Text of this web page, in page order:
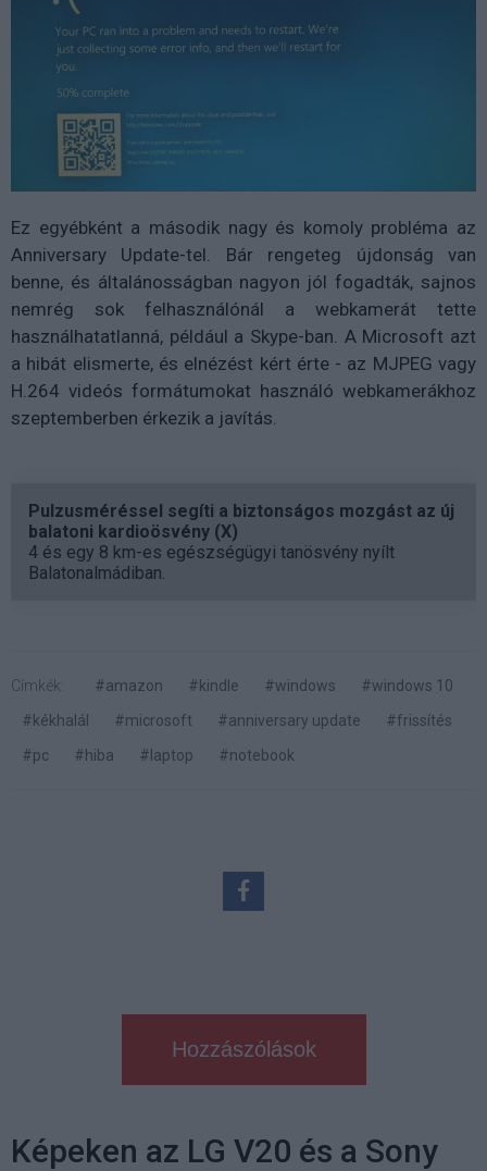
Ez egyébként a második nagy és komoly probléma az
Anniversary Update-tel. Bár rengeteg újdonság van
benne, és általánosságban nagyon jól fogadták, sajnos
nemrég sok felhasználónál a webkamerát tette
használhatatlanná, például a Skype-ban. A Microsoft azt
a hibát elismerte, és elnézést kért érte - az MJPEG vagy
H.264 videós formátumokat használó webkamerákhoz
szeptemberben érkezik a javítás.
Pulzusméréssel segíti a biztonságos mozgást az új
balatoni kardioösvény (X)
4 és egy 8 km-es egészségügyi tanösvény nyílt
Balatonalmádiban.
Címkék: #amazon #kindle #windows
#windows 10
#kékhalál
#microsoft #anniversary update
#frissítés
#pc
#hiba #laptop #notebook
Hozzászólások
Képeken az LG V20 és a Sony